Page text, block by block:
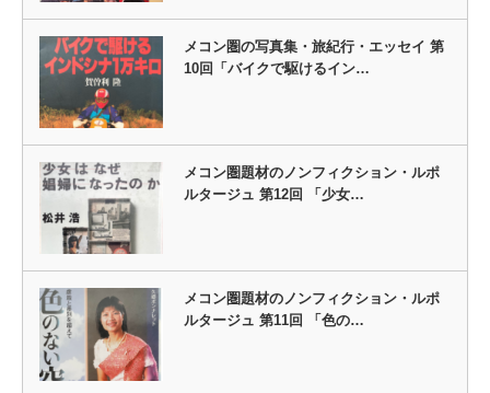
メコン圏の写真集・旅紀行・エッセイ 第
10回「バイクで駆けるイン…
メコン圏題材のノンフィクション・ルポ
ルタージュ 第12回 「少女…
メコン圏題材のノンフィクション・ルポ
ルタージュ 第11回 「色の…